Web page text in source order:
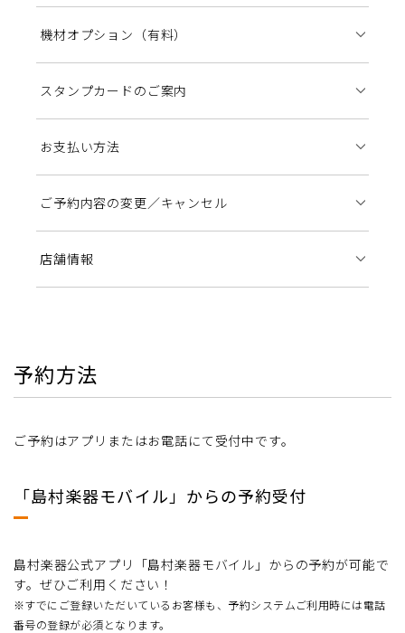
機材オプション（有料）
スタンプカードのご案内
お支払い方法
ご予約内容の変更／キャンセル
店舗情報
予約方法
ご予約はアプリまたはお電話にて受付中です。
「島村楽器モバイル」からの予約受付
島村楽器公式アプリ「島村楽器モバイル」からの予約が可能で
す。ぜひご利用ください！
※すでにご登録いただいているお客様も、予約システムご利用時には電話
番号の登録が必須となります。